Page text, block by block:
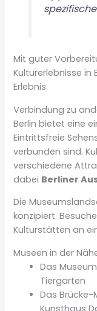
Mit guter
Kulturerlebnisse in
Erlebnis.
Verbindung zu
Berlin bietet eine
Eintrittsfreie
verbunden sind.
verschiedene
dabei Berliner
Die
konzipiert.
Kulturstätten an
Museen in der
Das
Tiergarten
Das
Kunsthaus